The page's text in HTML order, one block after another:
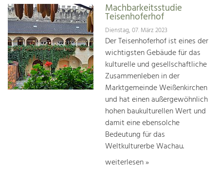
Machbarkeitsstudie
Teisenhoferhof
Dienstag, 07. März 2023
Der Teisenhoferhof ist eines der
wichtigsten Gebäude für das
kulturelle und gesellschaftliche
Zusammenleben in der
Marktgemeinde Weißenkirchen
und hat einen außergewöhnlich
hohen baukulturellen Wert und
damit eine ebensolche
Bedeutung für das
Weltkulturerbe Wachau.
weiterlesen »